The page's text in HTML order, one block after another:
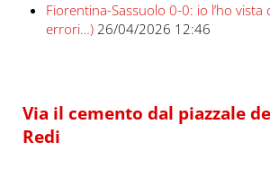
Fiorentina-Sassuolo 0-0: io l’ho vista
errori…) 26/04/2026 12:46
Via il cemento dal piazzale
Redi